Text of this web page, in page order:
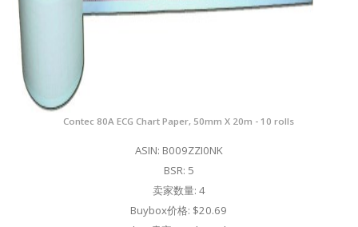
Contec 80A ECG Chart Paper, 50mm X 20m - 10 rolls
ASIN: B009ZZI0NK
BSR: 5
卖家数量: 4
Buybox价格: $20.69